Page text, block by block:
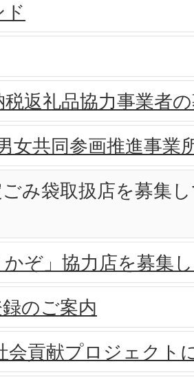
返礼品協力事業者
女共同参画推進事業
み袋取扱店を募集
かぞ」協力店を募集
のご案内
会貢献プロジェクト